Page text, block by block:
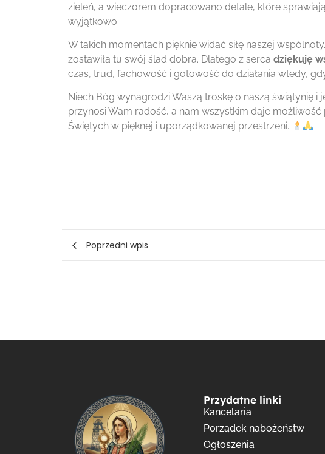
zieleń, a wieczorem dopracowano detale, które
wyjątkowo.
W takich momentach pięknie widać siłę naszej
zostawiła tu swój ślad dobra. Dlatego z serca dziękuję
czas, trud, fachowość i gotowość do działania wtedy,
Niech Bóg wynagrodzi Waszą troskę o naszą świątynię i
przynosi Wam radość, a nam wszystkim daje
Świętych w pięknej i uporządkowanej przestrzeni.
Poprzedni wpis
Przydatne linki
Kancelaria
Porządek nabożeństw
Ogłoszenia